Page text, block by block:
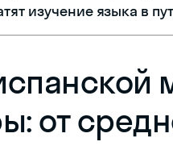
изучение языка в
от